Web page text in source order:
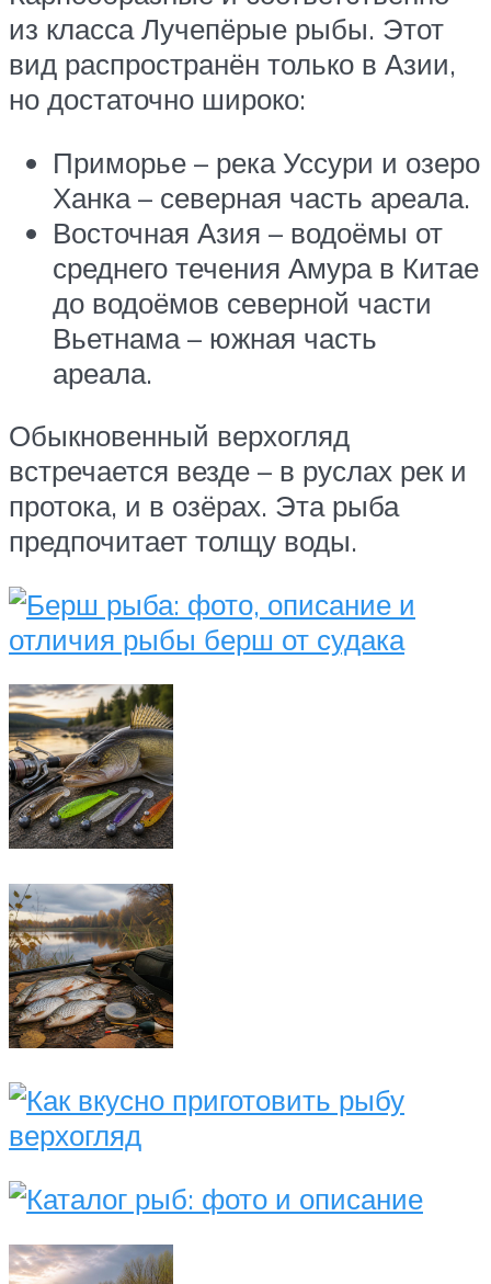
из класса Лучепёрые рыбы. Этот
вид распространён только в Азии,
но достаточно широко:
Приморье – река Уссури и озеро
Ханка – северная часть ареала.
Восточная Азия – водоёмы от
среднего течения Амура в Китае
до водоёмов северной части
Вьетнама – южная часть
ареала.
Обыкновенный верхогляд
встречается везде – в руслах рек и
протока, и в озёрах. Эта рыба
предпочитает толщу воды.